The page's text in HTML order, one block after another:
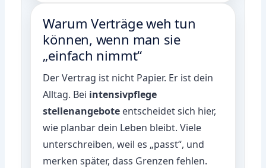
Warum Verträge weh tun
können, wenn man sie
„einfach nimmt“
Der Vertrag ist nicht Papier. Er ist dein
Alltag. Bei intensivpflege
stellenangebote entscheidet sich hier,
wie planbar dein Leben bleibt. Viele
unterschreiben, weil es „passt“, und
merken später, dass Grenzen fehlen.